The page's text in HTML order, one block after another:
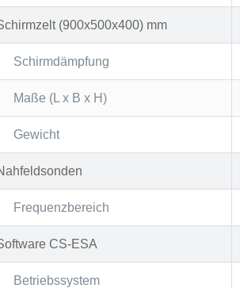
(900x500x400) mm
Schirmdämpfung
Maße (L x B x H)
Gewicht
Frequenzbereich
CS-ESA
Betriebssystem